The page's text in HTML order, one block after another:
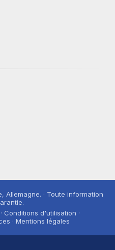
Allemagne. · Toute information
Conditions d'utilisation ·
· Mentions légales